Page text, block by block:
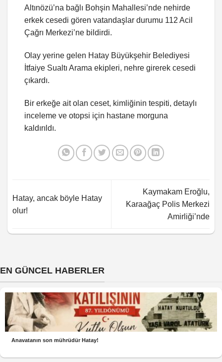
Altınözü’na bağlı Bohşin Mahallesi’nde nehirde
erkek cesedi gören vatandaşlar durumu 112 Acil
Çağrı Merkezi’ne bildirdi.
Olay yerine gelen Hatay Büyükşehir Belediyesi
İtfaiye Sualtı Arama ekipleri, nehre girerek cesedi
çıkardı.
Bir erkeğe ait olan ceset, kimliğinin tespiti, detaylı
inceleme ve otopsi için hastane morguna
kaldırıldı.
Hatay, ancak böyle Hatay
olur!
Kaymakam Eroğlu,
Karaağaç Polis Merkezi
Amirliği’nde
EN GÜNCEL HABERLER
Anavatanın son mührüdür Hatay!